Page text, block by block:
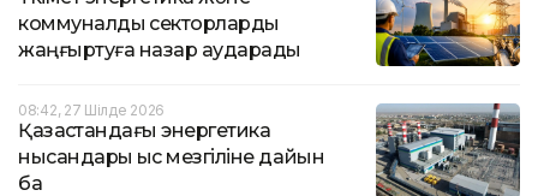
коммуналдық секторларды
жаңғыртуға назар аударады
08:42, 27 Шілде 2026
Қазақстандағы энергетика
нысандары қыс мезгіліне дайын
ба